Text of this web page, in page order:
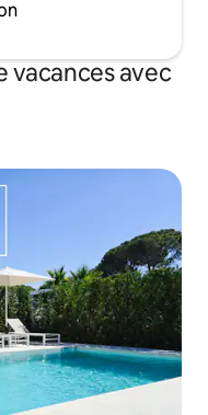
vacances avec